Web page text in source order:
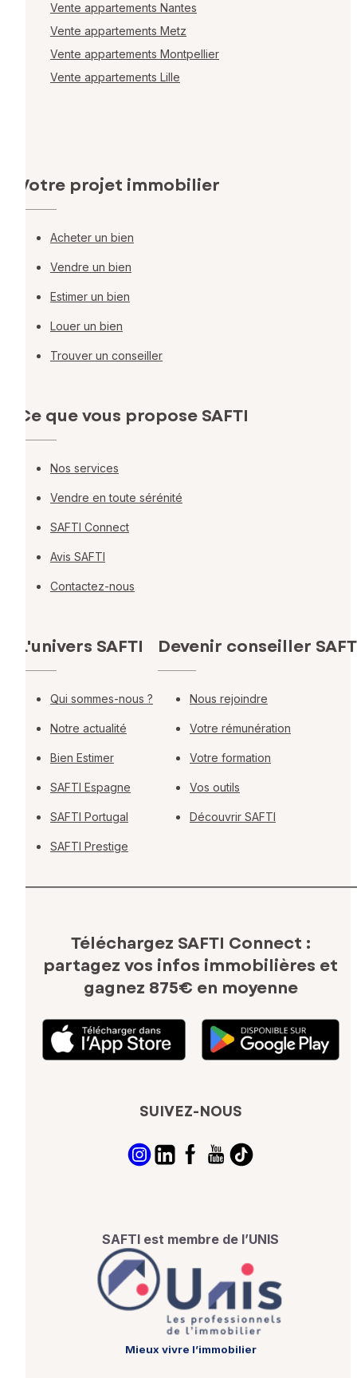
Vente appartements Nantes
Vente appartements Metz
Vente appartements Montpellier
Vente appartements Lille
Votre projet immobilier
Acheter un bien
Vendre un bien
Estimer un bien
Louer un bien
Trouver un conseiller
Ce que vous propose SAFTI
Nos services
Vendre en toute sérénité
SAFTI Connect
Avis SAFTI
Contactez-nous
L'univers SAFTI
Qui sommes-nous ?
Notre actualité
Bien Estimer
SAFTI Espagne
SAFTI Portugal
SAFTI Prestige
Devenir conseiller
Nous rejoindre
Votre rémunération
Votre formation
Vos outils
Découvrir SAFTI
Téléchargez SAFTI Connect :
partagez vos infos immobilières et
gagnez 875€ en moyenne
SUIVEZ-NOUS
SAFTI est membre de l’UNIS
Mieux vivre l’immobilier